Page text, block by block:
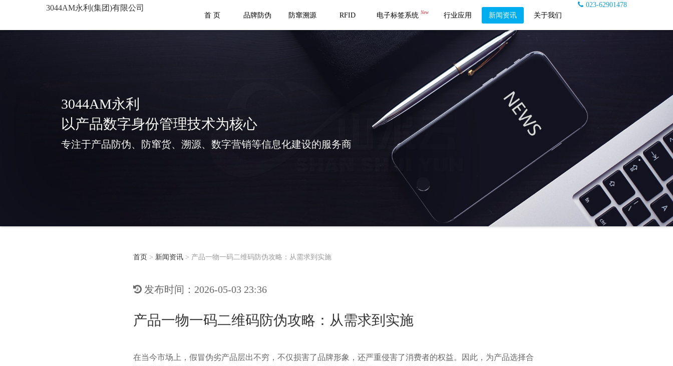
3044AM永利(集团)有限公司
023-62901478
首 页
品牌防伪 防窜溯源 RFID 电子标签系统 New 行业应用 新闻资讯 关于我们
3044AM永利
以产品数字身份管理技术为核心
专注于产品防伪、防窜货、溯源、数字营销等信息化建设的服务商
首页 > 新闻资讯 > 产品一物一码二维码防伪攻略：从需求到实施
发布时间：2026-05-03 23:36
产品一物一码二维码防伪攻略：从需求到实施
在当今市场上，假冒伪劣产品层出不穷，不仅损害了品牌形象，还严重侵害了消费者的权益。因此，为产品选择合